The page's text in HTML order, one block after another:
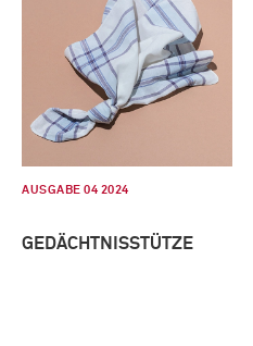
AUSGABE 04 2024
GEDÄCHTNISSTÜTZE